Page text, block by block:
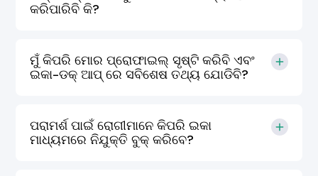
କରିପାରିବି କି?
ମୁଁ କିପରି ମୋର ପ୍ରୋଫାଇଲ୍ ସୃଷ୍ଟି କରିବି ଏବଂ
ଇକା-ଡକ୍ ଆପ୍ ରେ ସବିଶେଷ ତଥ୍ୟ ଯୋଡିବି?
ପରାମର୍ଶ ପାଇଁ ରୋଗୀମାନେ କିପରି ଇକା
ମାଧ୍ୟମରେ ନିଯୁକ୍ତି ବୁକ୍ କରିବେ?